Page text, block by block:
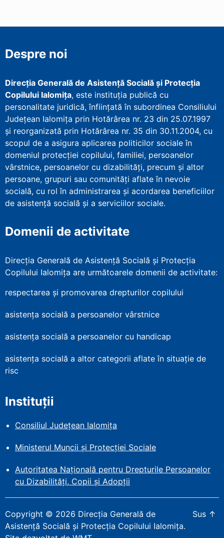
Despre noi
Direcţia Generală de Asistenţă Socială şi Protecţia
Copilului Ialomița, este instituţia publică cu
personalitate juridică, înfiinţată în subordinea Consiliului
Județean Ialomița prin Hotărârea nr. 23 din 25.07.1997
şi reorganizată prin Hotărârea nr. 35 din 30.11.2004, cu
scopul de a asigura aplicarea politicilor sociale în
domeniul protecţiei copilului, familiei, persoanelor
vârstnice, persoanelor cu dizabilităţi, precum şi altor
persoane, grupuri sau comunităţi aflate în nevoie
socială, cu rol în administrarea şi acordarea beneficiilor
de asistenţă socială şi a serviciilor sociale.
Domenii de activitate
Direcția Generală de Asistență Socială și Protecția
Copilului Ialomița are următoarele domenii de activitate:
respectarea și promovarea drepturilor copilului
asistența socială a persoanelor vârstnice
asistența socială a persoanelor cu handicap
asistența socială a altor categorii aflate în situație de
risc
Instituții
Consiliul Județean Ialomița
Ministerul Muncii și Protecției Sociale
Autoritatea Națională pentru Drepturile Persoanelor
cu Dizabilități, Copii și Adopții
Copyright © 2026 Direcția Generală de
Asistență Socială și Protecția Copilului Ialomița.
Sus ↑